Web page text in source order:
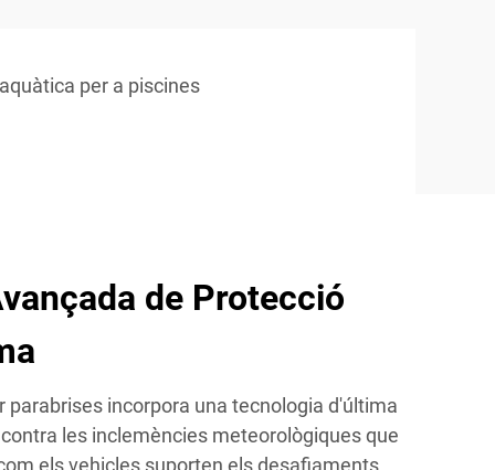
per a piscines
de Protecció
parabrises incorpora una tecnologia d'última
les inclemències meteorològiques que
els vehicles suporten els desafiaments